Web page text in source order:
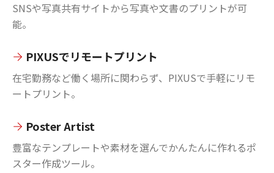
SNSや写真共有サイトから写真や文書のプリントが可
能。
PIXUSでリモートプリント
在宅勤務など働く場所に関わらず、PIXUSで手軽にリモ
ートプリント。
Poster Artist
豊富なテンプレートや素材を選んでかんたんに作れるポ
スター作成ツール。